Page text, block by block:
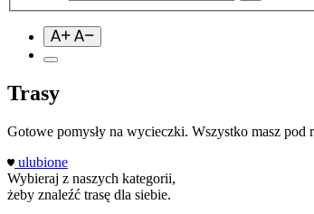
Trasy
Gotowe pomysły na wycieczki. Wszystko masz
ulubione
Wybieraj z naszych kategorii,
żeby znaleźć trasę dla siebie.